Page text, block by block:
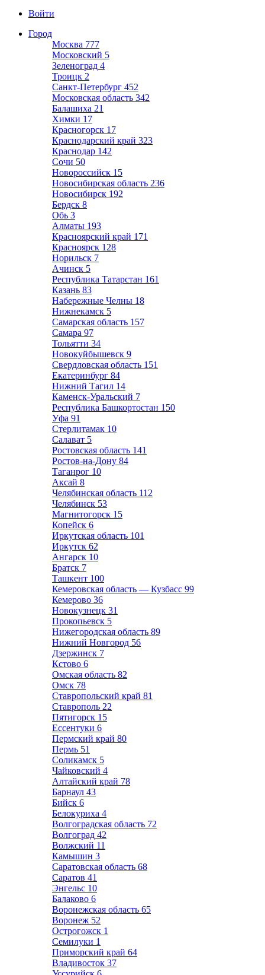
Войти
Город
Москва 777
Московский 5
Зеленоград 4
Троицк 2
Санкт-Петербург 452
Московская область 342
Балашиха 21
Химки 17
Красногорск 17
Краснодарский край 323
Краснодар 142
Сочи 50
Новороссийск 15
Новосибирская область 236
Новосибирск 192
Бердск 8
Обь 3
Алматы 193
Красноярский край 171
Красноярск 128
Норильск 7
Ачинск 5
Республика Татарстан 161
Казань 83
Набережные Челны 18
Нижнекамск 5
Самарская область 157
Самара 97
Тольятти 34
Новокуйбышевск 9
Свердловская область 151
Екатеринбург 84
Нижний Тагил 14
Каменск-Уральский 7
Республика Башкортостан 150
Уфа 91
Стерлитамак 10
Салават 5
Ростовская область 141
Ростов-на-Дону 84
Таганрог 10
Аксай 8
Челябинская область 112
Челябинск 53
Магнитогорск 15
Копейск 6
Иркутская область 101
Иркутск 62
Ангарск 10
Братск 7
Ташкент 100
Кемеровская область — Кузбасс 99
Кемерово 36
Новокузнецк 31
Прокопьевск 5
Нижегородская область 89
Нижний Новгород 56
Дзержинск 7
Кстово 6
Омская область 82
Омск 78
Ставропольский край 81
Ставрополь 22
Пятигорск 15
Ессентуки 6
Пермский край 80
Пермь 51
Соликамск 5
Чайковский 4
Алтайский край 78
Барнаул 43
Бийск 6
Белокуриха 4
Волгоградская область 72
Волгоград 42
Волжский 11
Камышин 3
Саратовская область 68
Саратов 41
Энгельс 10
Балаково 6
Воронежская область 65
Воронеж 52
Острогожск 1
Семилуки 1
Приморский край 64
Владивосток 37